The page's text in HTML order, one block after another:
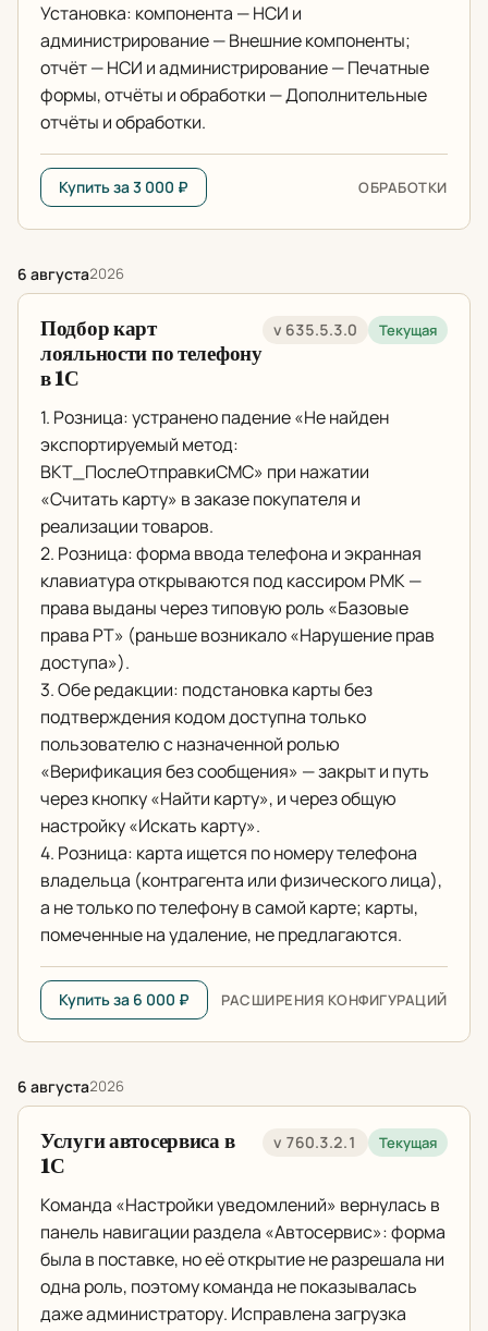
Установка: компонента — НСИ и
администрирование — Внешние компоненты;
отчёт — НСИ и администрирование — Печатные
формы, отчёты и обработки — Дополнительные
отчёты и обработки.
Купить за 3 000 ₽ ОБРАБОТКИ
6 августа2026
Подбор карт
лояльности по телефону
в 1С
v 635.5.3.0 Текущая
1. Розница: устранено падение «Не найден
экспортируемый метод:
ВКТ_ПослеОтправкиСМС» при нажатии
«Считать карту» в заказе покупателя и
реализации товаров.
2. Розница: форма ввода телефона и экранная
клавиатура открываются под кассиром РМК —
права выданы через типовую роль «Базовые
права РТ» (раньше возникало «Нарушение прав
доступа»).
3. Обе редакции: подстановка карты без
подтверждения кодом доступна только
пользователю с назначенной ролью
«Верификация без сообщения» — закрыт и путь
через кнопку «Найти карту», и через общую
настройку «Искать карту».
4. Розница: карта ищется по номеру телефона
владельца (контрагента или физического лица),
а не только по телефону в самой карте; карты,
помеченные на удаление, не предлагаются.
Купить за 6 000 ₽ РАСШИРЕНИЯ КОНФИГУРАЦИЙ
6 августа2026
Услуги автосервиса в
1С
v 760.3.2.1 Текущая
Команда «Настройки уведомлений» вернулась в
панель навигации раздела «Автосервис»: форма
была в поставке, но её открытие не разрешала ни
одна роль, поэтому команда не показывалась
даже администратору. Исправлена загрузка